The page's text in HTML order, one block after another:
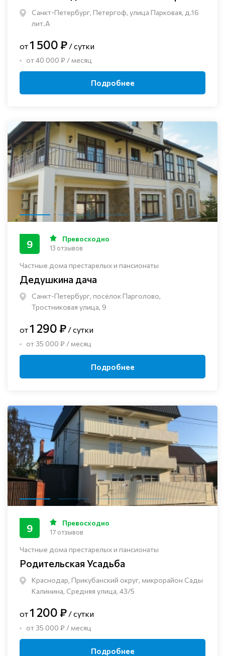
Санкт-Петербург, Петергоф, улица Парковая, д.16
лит.А
от1 500 ₽ / сутки
от 40 000 ₽ / месяц
Подробнее
Частные дома престарелых и пансионаты
Дедушкина дача
Санкт-Петербург, посёлок Парголово,
Тростниковая улица, 9
9 Превосходно
13 отзывов
от1 290 ₽ / сутки
от 35 000 ₽ / месяц
Подробнее
Частные дома престарелых и пансионаты
Родительская Усадьба
Краснодар, Прикубанский округ, микрорайон Сады
Калинина, Средняя улица, 43/5
9 Превосходно
17 отзывов
от1 200 ₽ / сутки
от 35 000 ₽ / месяц
Подробнее